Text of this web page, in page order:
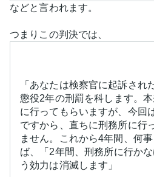
などと言われます。
つまりこの判決では、
「あなたは検察官に起訴され
懲役2年の刑罰を科します。
に行ってもらいますが、今回
ですから、直ちに刑務所に行
ません。これから4年間、何
ば、「2年間、刑務所に行か
う効力は消滅します」